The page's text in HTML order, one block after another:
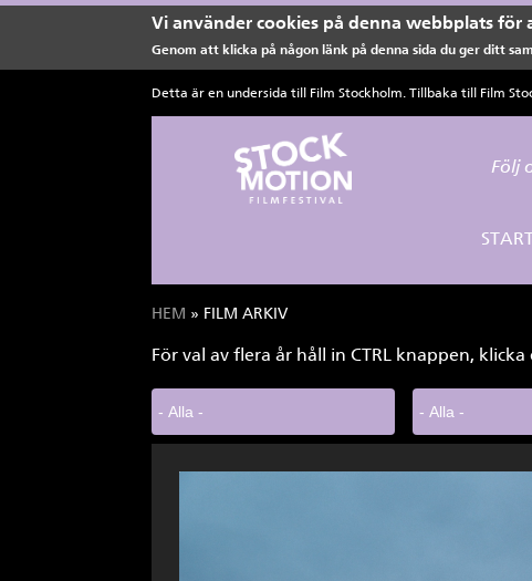
Vi använder cookies på denna webbplats
Genom att klicka på någon länk på denna sida du ger ditt
Detta är en undersida till Film Stockholm. Tillbaka till Film
Följ
Du är här
HEM » FILM ARKIV
För val av flera år håll in CTRL knappen,